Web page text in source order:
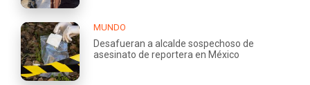
MUNDO
Desafueran a alcalde sospechoso de
asesinato de reportera en México